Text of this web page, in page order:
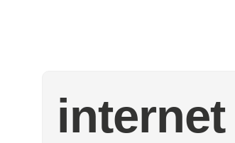
internet